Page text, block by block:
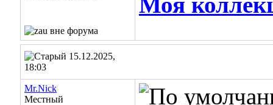
15.12.2025,
18:03
Mr.Nick
Местный